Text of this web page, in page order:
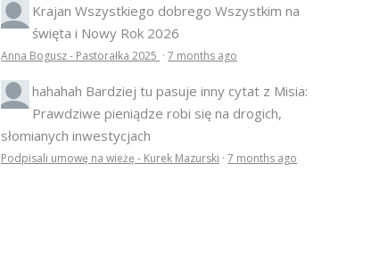
Krajan Wszystkiego dobrego Wszystkim na
święta i Nowy Rok 2026
Anna Bogusz - Pastorałka 2025 · 7 months ago
hahahah Bardziej tu pasuje inny cytat z Misia:
Prawdziwe pieniądze robi się na drogich,
słomianych inwestycjach
Podpisali umowę na wieżę - Kurek Mazurski · 7 months ago